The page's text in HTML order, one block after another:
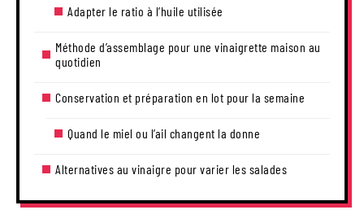
Adapter le ratio à l’huile utilisée
Méthode d’assemblage pour une vinaigrette maison au
quotidien
Conservation et préparation en lot pour la semaine
Quand le miel ou l’ail changent la donne
Alternatives au vinaigre pour varier les salades